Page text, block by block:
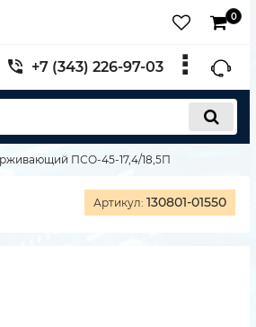
0
+7 (343) 226-97-03
ПСО-45-17,4/18,5П
Артикул: 130801-01550